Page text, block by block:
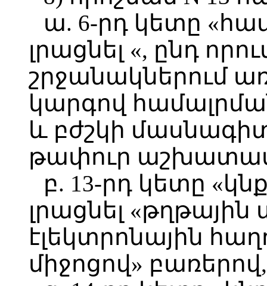
ա. 6-րդ կետը
լրացնել «, ընդ
շրջանակներում
կարգով
և բժշկի
թափուր
բ. 13-րդ կետը
լրացնել
էլեկտրոնային
միջոցով» բառերով,